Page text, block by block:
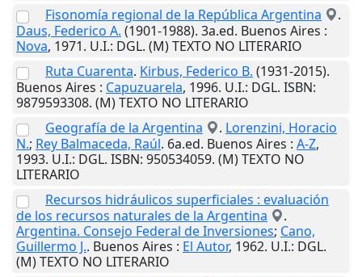
Fisonomía regional de la República Argentina
.
Daus, Federico A. (1901-1988). 3a.ed. Buenos Aires :
Nova, 1971. U.I.: DGL. (M) TEXTO NO LITERARIO
Ruta Cuarenta. Kirbus, Federico B. (1931-2015).
Buenos Aires : Capuzuarela, 1996. U.I.: DGL. ISBN:
9879593308. (M) TEXTO NO LITERARIO
Geografía de la Argentina
. Lorenzini, Horacio
N.; Rey Balmaceda, Raúl. 6a.ed. Buenos Aires : A-Z,
1993. U.I.: DGL. ISBN: 950534059. (M) TEXTO NO
LITERARIO
Recursos hidráulicos superficiales : evaluación
de los recursos naturales de la Argentina
.
Argentina. Consejo Federal de Inversiones; Cano,
Guillermo J.. Buenos Aires : El Autor, 1962. U.I.: DGL.
(M) TEXTO NO LITERARIO